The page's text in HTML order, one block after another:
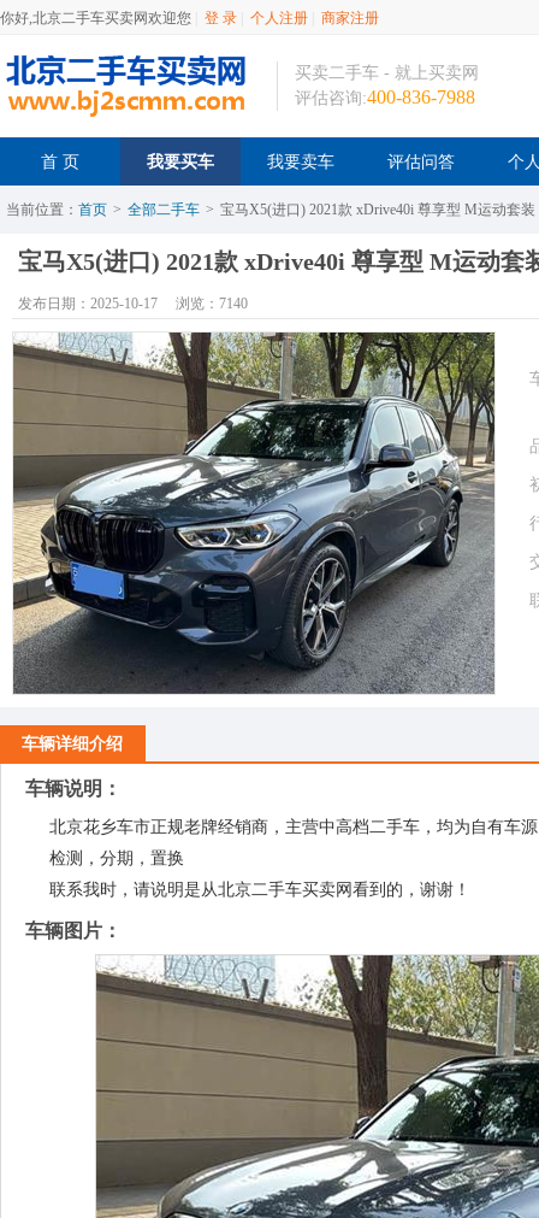
你好,北京二手车买卖网欢迎您 登 录 个人注册 商家注册
买卖二手车 - 就上买卖网
评估咨询:400-836-7988
首 页 我要买车 我要卖车 评估问答 个
当前位置： 首页 > 全部二手车 > 宝马X5(进口) 2021款 xDrive40i 尊享型 M运动套装
宝马X5(进口) 2021款 xDrive40i 尊享型 M运动套
发布日期：2025-10-17 浏览：7140
车辆详细介绍
车辆说明：
北京花乡车市正规老牌经销商，主营中高档二手车，均为自有车
检测，分期，置换
联系我时，请说明是从北京二手车买卖网看到的，谢谢！
车辆图片：